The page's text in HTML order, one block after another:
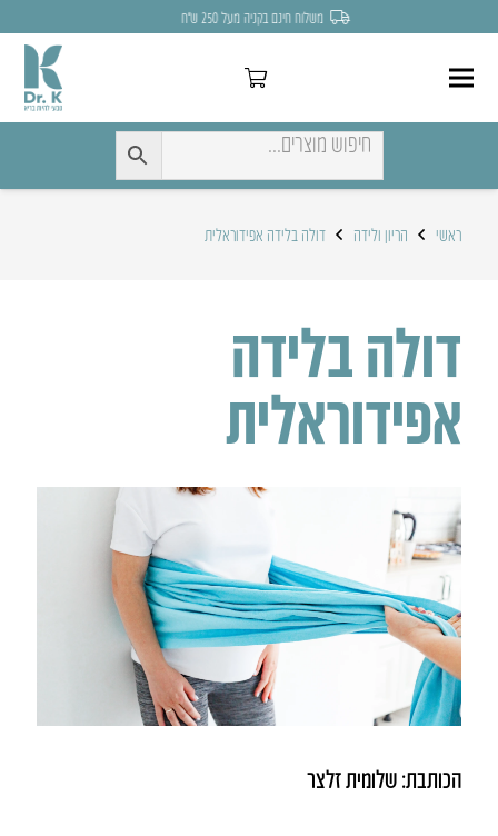
משלוח חינם בקניה מעל 250 ש״ח
ראשי הריון ולידה דולה בלידה אפידוראלית
דולה בלידה
אפידוראלית
הכותבת: שלומית זלצר